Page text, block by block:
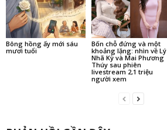
Bông hồng ấy mới sáu
mươi tuổi
Bốn chỗ đứng và một
khoảng lặng: nhìn về Lý
Nhã Kỳ và Mai Phương
Thúy sau phiên
livestream 2,1 triệu
người xem